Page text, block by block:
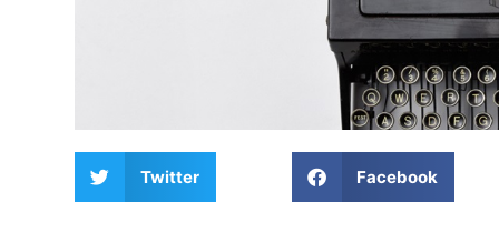
Twitter Facebook